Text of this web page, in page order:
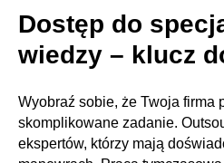
Dostęp do
wiedzy – klucz
Wyobraź sobie, że Twoja firma
skomplikowane zadanie.
ekspertów, którzy mają